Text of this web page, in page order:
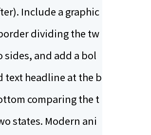
Include a graphic
dividing the tw
sides, and add a bol
text headline at the b
comparing the t
states. Modern ani